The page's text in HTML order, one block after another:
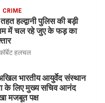
CRIME
हल्द्वानी पुलिस की बड़ी
में चल रहे जुए के फड़ का
हलचल
भारतीय आयुर्वेद संस्थान
के लिए मुख्य सचिव आनंद
मजबूत पक्ष